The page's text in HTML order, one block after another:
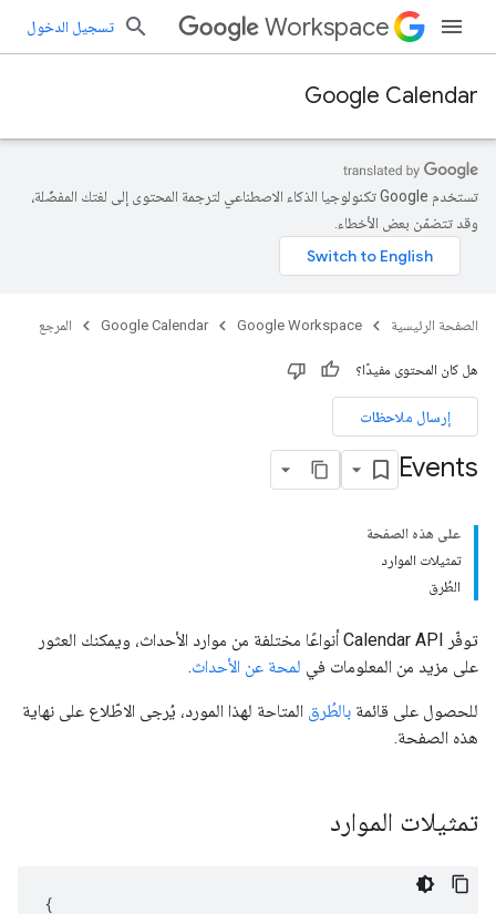
Workspace تسجيل الدخول
Google Calendar
تستخدم Google تكنولوجيا الذكاء الاصطناعي لترجمة المحتوى إلى لغتك المفضّلة،
وقد تتضمّن بعض الأخطاء.
الصفحة الرئيسية Google Workspace
Google Calendar المرجع
هل كان المحتوى مفيدًا؟
إرسال ملاحظات
Events
على هذه الصفحة
تمثيلات الموارد
الطُرق
توفّر Calendar API أنواعًا مختلفة من موارد الأحداث، ويمكنك العثور
على مزيد من المعلومات في لمحة عن الأحداث.
للحصول على قائمة بالطُرق المتاحة لهذا المورد، يُرجى الاطّلاع على نهاية
هذه الصفحة.
تمثيلات الموارد